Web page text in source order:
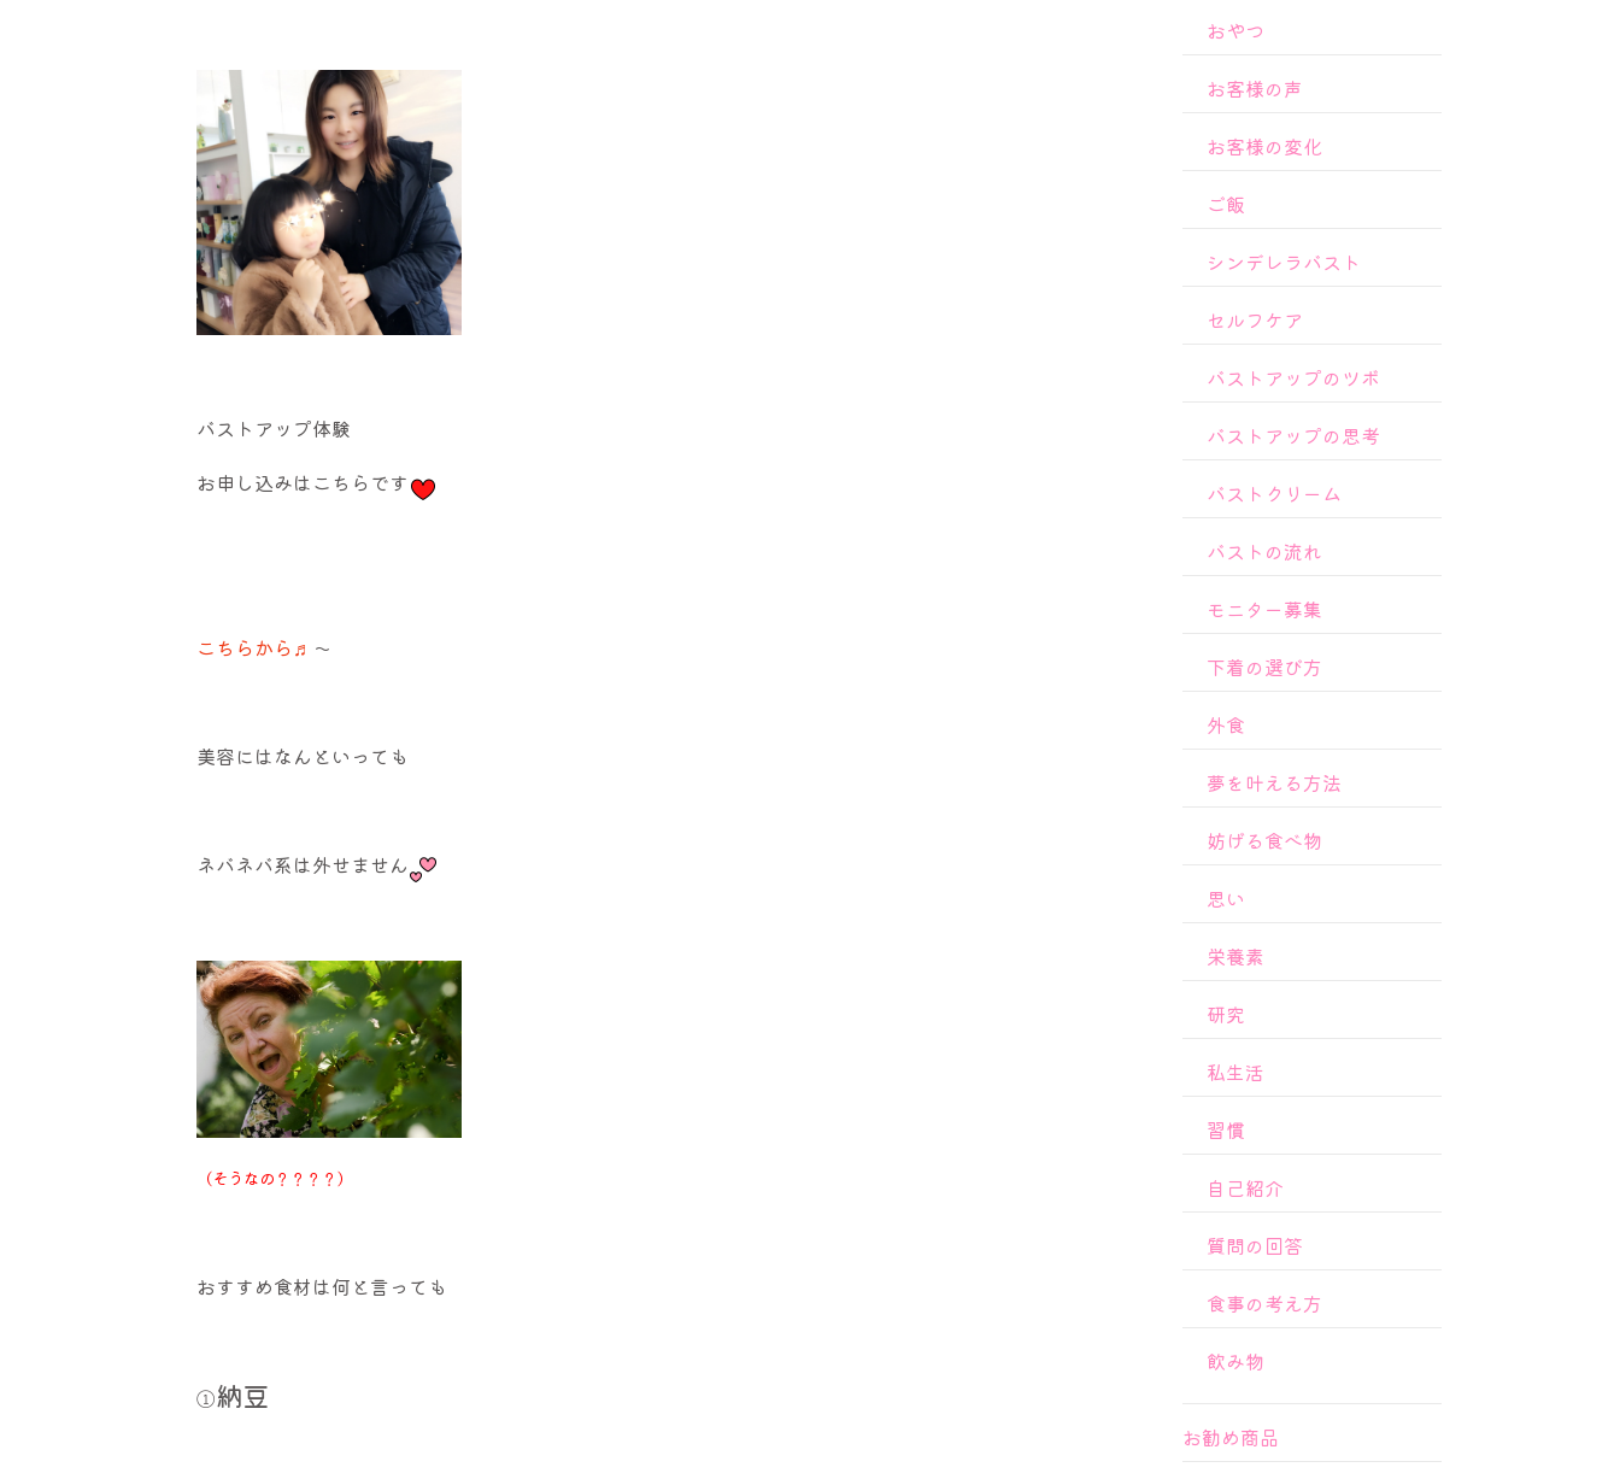
バストアップ体験
お申し込みはこちらです
こちらから♬ 〜
美容にはなんといっても
ネバネバ系は外せません
（そうなの？？？？）
おすすめ食材は何と言っても
①納豆
おやつ
お客様の声
お客様の変化
ご飯
シンデレラバスト
セルフケア
バストアップのツボ
バストアップの思考
バストクリーム
バストの流れ
モニター募集
下着の選び方
外食
夢を叶える方法
妨げる食べ物
思い
栄養素
研究
私生活
習慣
自己紹介
質問の回答
食事の考え方
飲み物
お勧め商品